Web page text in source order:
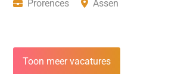
Prorences
Assen
Toon meer vacatures